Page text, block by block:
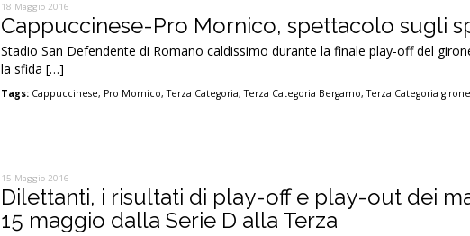
18 Maggio 2016
Cappuccinese-Pro Mornico, spettacolo sugli
Stadio San Defendente di Romano caldissimo durante la finale play-off del
la sfida […]
Tags: Cappuccinese, Pro Mornico,Terza Categoria,Terza Categoria Bergamo,Terza Categoria
15 Maggio 2016
Dilettanti, i risultati di play-off e play-out dei
15 maggio dalla Serie D alla Terza